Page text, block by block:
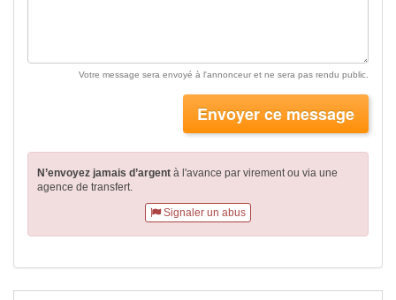
Votre message sera envoyé à l'annonceur et ne sera pas rendu public.
Envoyer ce message
N’envoyez jamais d’argent à l'avance par virementou via une
agence de transfert.
Signaler un abus